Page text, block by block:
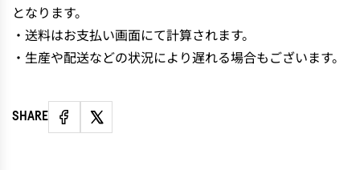
となります。
・送料はお支払い画面にて計算されます。
・生産や配送などの状況により遅れる場合もございます。
SHARE